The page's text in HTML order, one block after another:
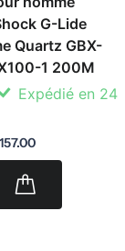
G-Lide
Quartz GBX-
1 200M
Expédié en 24